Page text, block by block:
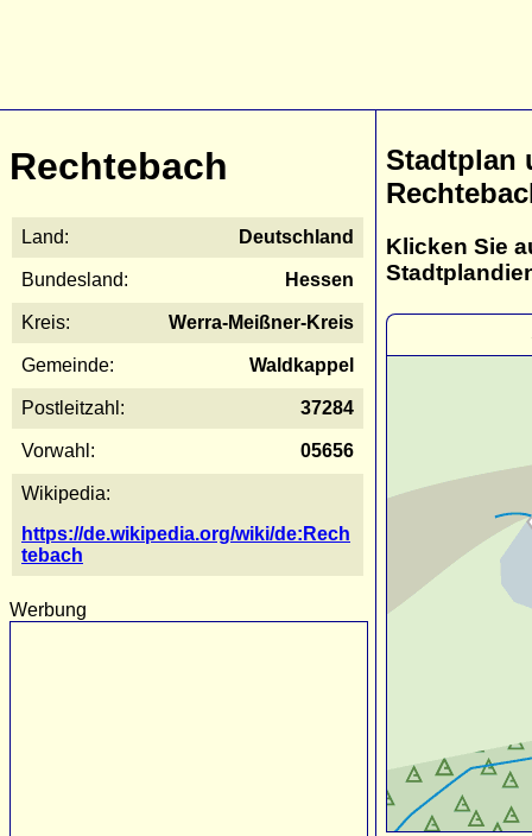
Rechtebach
Land: Deutschland
Bundesland: Hessen
Kreis: Werra-Meißner-Kreis
Gemeinde: Waldkappel
Postleitzahl: 37284
Vorwahl: 05656
Wikipedia:
https://de.wikipedia.org/wiki/de:Rech
tebach
Werbung
Stadtplan
Klicken Sie